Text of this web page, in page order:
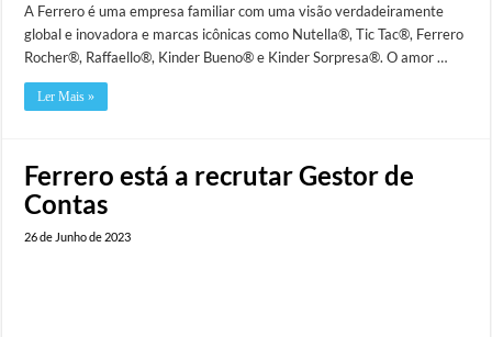
A Ferrero é uma empresa familiar com uma visão verdadeiramente
global e inovadora e marcas icônicas como Nutella®, Tic Tac®, Ferrero
Rocher®, Raffaello®, Kinder Bueno® e Kinder Sorpresa®. O amor …
Ler Mais »
Ferrero está a recrutar Gestor de
Contas
26 de Junho de 2023